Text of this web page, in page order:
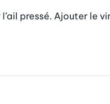
pressé. Ajouter le